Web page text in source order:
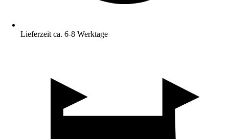
Lieferzeit ca. 6-8 Werktage